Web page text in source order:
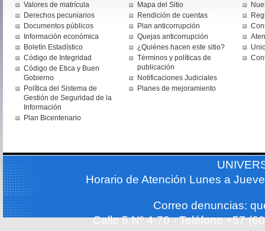
Valores de matrícula
Derechos pecuniarios
Documentos públicos
Información económica
Boletín Estadístico
Código de Integridad
Código de Etica y Buen
Gobierno
Política del Sistema de
Gestión de Seguridad de la
Información
Plan Bicentenario
Mapa del Sitio
Rendición de cuentas
Plan anticorrupción
Quejas anticorrupción
¿Quiénes hacen este sitio?
Términos y políticas de
publicación
Notificaciones Judiciales
Planes de mejoramiento
Horario de Atención Lunes a
Correo denuncias:
Calle 5 Nº 4-70 - Teléfono +57